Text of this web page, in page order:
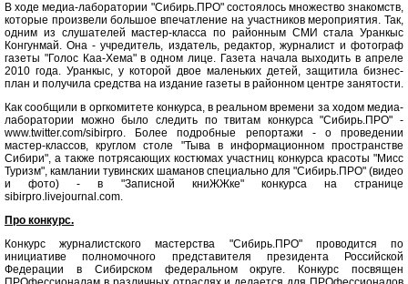
В ходе медиа-лаборатории "Сибирь.ПРО" состоялось множество знакомств,
которые произвели большое впечатление на участников мероприятия. Так,
одним из слушателей мастер-класса по районным СМИ стала Уранкыс
Конгунмай. Она - учредитель, издатель, редактор, журналист и фотограф
газеты "Голос Каа-Хема" в одном лице. Газета начала выходить в апреле
2010 года. Уранкыс, у которой двое маленьких детей, защитила бизнес-
план и получила средства на издание газеты в районном центре занятости.
Как сообщили в оргкомитете конкурса, в реальном времени за ходом медиа-
лаборатории можно было следить по твитам конкурса "Сибирь.ПРО" -
www.twitter.com/sibirpro. Более подробные репортажи - о проведении
мастер-классов, круглом столе "Тыва в информационном пространстве
Сибири", а также потрясающих костюмах участниц конкурса красоты "Мисс
Туризм", камлании тувинских шаманов специально для "Сибирь.ПРО" (видео
и фото) - в "Записной книЖЖке" конкурса на странице
sibirpro.livejournal.com.
Про конкурс.
Конкурс журналистского мастерства "Сибирь.ПРО" проводится по
инициативе полномочного представителя президента Российской
Федерации в Сибирском федеральном округе. Конкурс посвящен